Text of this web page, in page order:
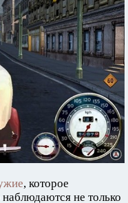
, которое
не только